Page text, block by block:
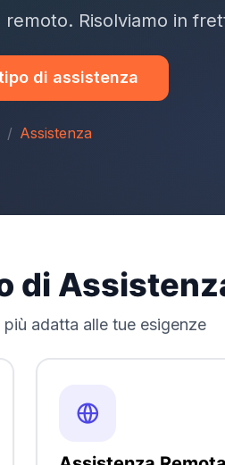
Risolviamo in
di assistenza
Assistenza
di
adatta alle tue esigenze